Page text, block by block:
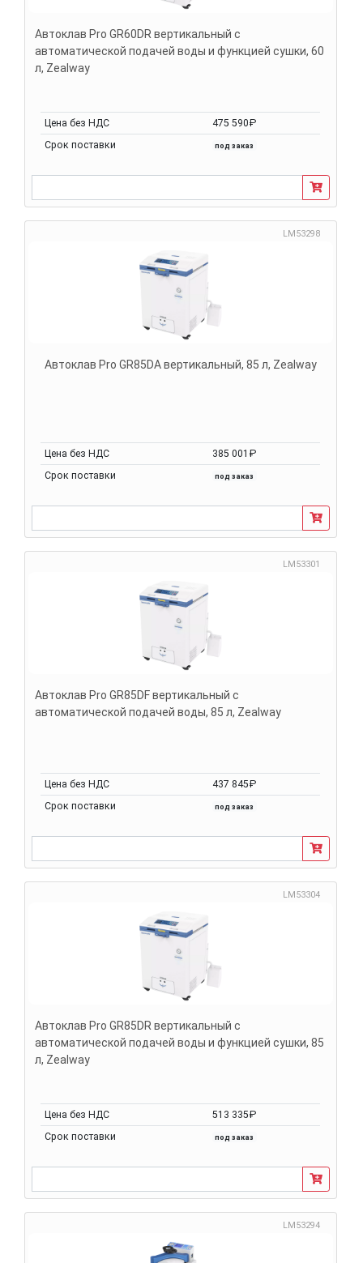
Автоклав Pro GR60DR вертикальный с
автоматической подачей воды и функцией сушки, 60
л, Zealway
Цена без НДС
475 590₽
Срок поставки
под заказ
LM53298
Автоклав Pro GR85DA вертикальный, 85 л, Zealway
Цена без НДС
385 001₽
Срок поставки
под заказ
LM53301
Автоклав Pro GR85DF вертикальный с
автоматической подачей воды, 85 л, Zealway
Цена без НДС
437 845₽
Срок поставки
под заказ
LM53304
Автоклав Pro GR85DR вертикальный с
автоматической подачей воды и функцией сушки, 85
л, Zealway
Цена без НДС
513 335₽
Срок поставки
под заказ
LM53294